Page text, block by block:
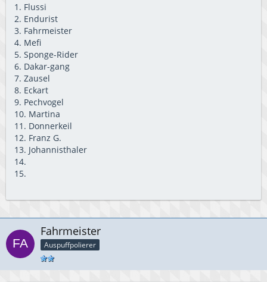
1. Flussi
2. Endurist
3. Fahrmeister
4. Mefi
5. Sponge-Rider
6. Dakar-gang
7. Zausel
8. Eckart
9. Pechvogel
10. Martina
11. Donnerkeil
12. Franz G.
13. Johannisthaler
14.
15.
Fahrmeister
Auspuffpolierer